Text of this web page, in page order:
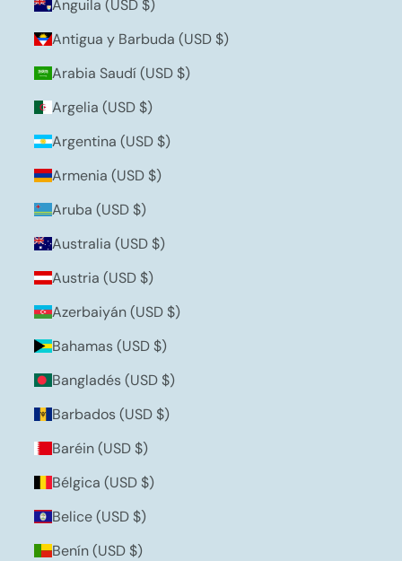
Anguila (USD $)
Antigua y Barbuda (USD $)
Arabia Saudí (USD $)
Argelia (USD $)
Argentina (USD $)
Armenia (USD $)
Aruba (USD $)
Australia (USD $)
Austria (USD $)
Azerbaiyán (USD $)
Bahamas (USD $)
Bangladés (USD $)
Barbados (USD $)
Baréin (USD $)
Bélgica (USD $)
Belice (USD $)
Benín (USD $)